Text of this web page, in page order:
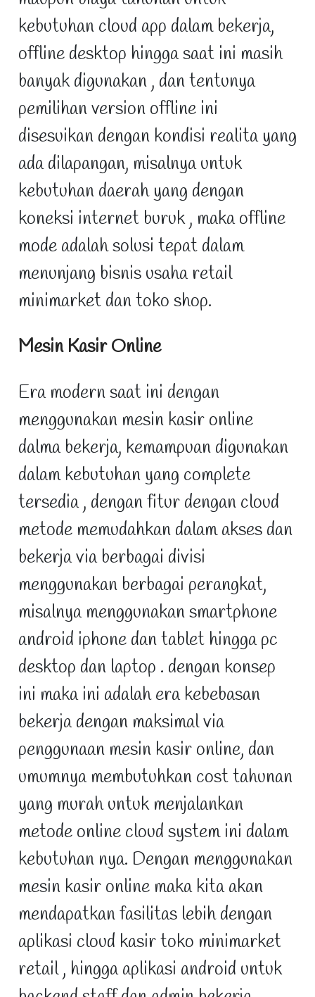
kebutuhan cloud app dalam bekerja,
offline desktop hingga saat ini masih
banyak digunakan , dan tentunya
pemilihan version offline ini
disesuikan dengan kondisi realita yang
ada dilapangan, misalnya untuk
kebutuhan daerah yang dengan
koneksi internet buruk , maka offline
mode adalah solusi tepat dalam
menunjang bisnis usaha retail
minimarket dan toko shop.
Mesin Kasir Online
Era modern saat ini dengan
menggunakan mesin kasir online
dalma bekerja, kemampuan digunakan
dalam kebutuhan yang complete
tersedia , dengan fitur dengan cloud
metode memudahkan dalam akses dan
bekerja via berbagai divisi
menggunakan berbagai perangkat,
misalnya menggunakan smartphone
android iphone dan tablet hingga pc
desktop dan laptop . dengan konsep
ini maka ini adalah era kebebasan
bekerja dengan maksimal via
penggunaan mesin kasir online, dan
umumnya membutuhkan cost tahunan
yang murah untuk menjalankan
metode online cloud system ini dalam
kebutuhan nya. Dengan menggunakan
mesin kasir online maka kita akan
mendapatkan fasilitas lebih dengan
aplikasi cloud kasir toko minimarket
retail , hingga aplikasi android untuk